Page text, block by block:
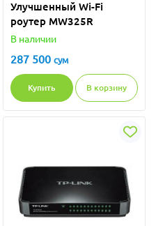
Улучшенный Wi-Fi
роутер MW325R
В наличии
287 500 сум
Купить В корзину